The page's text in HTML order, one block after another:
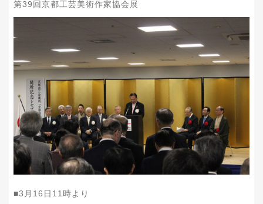
第39 回京都工芸美術作家協会展
■3 月 16 日 11時より